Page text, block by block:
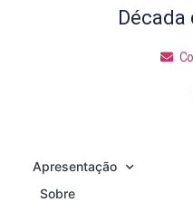
Década
Apresentação
Sobre